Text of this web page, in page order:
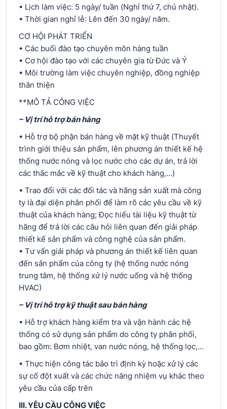
• Lịch làm việc: 5 ngày/ tuần (Nghỉ thứ 7, chủ nhật).
• Thời gian nghỉ lễ: Lên đến 30 ngày/ năm.
CƠ HỘI PHÁT TRIỂN
• Các buổi đào tạo chuyên môn hàng tuần
• Cơ hội đào tạo với các chuyên gia từ Đức và Ý
• Môi trường làm việc chuyên nghiệp, đồng nghiệp
thân thiện
**MÔ TẢ CÔNG VIỆC
– Vị trí hỗ trợ bán hàng
• Hỗ trợ bộ phận bán hàng về mặt kỹ thuật (Thuyết
trình giới thiệu sản phẩm, lên phương án thiết kế hệ
thống nước nóng và lọc nước cho các dự án, trả lời
các thắc mắc về kỹ thuật cho khách hàng,…)
• Trao đổi với các đối tác và hãng sản xuất mà công
ty là đại diện phân phối để làm rõ các yêu cầu về kỹ
thuật của khách hàng; Đọc hiểu tài liệu kỹ thuật từ
hãng để trả lời các câu hỏi liên quan đến giải pháp
thiết kế sản phẩm và công nghệ của sản phẩm.
• Tư vấn giải pháp và phương án thiết kế liên quan
đến sản phẩm của công ty (hệ thống nước nóng
trung tâm, hệ thống xử lý nước uống và hệ thống
HVAC)
– Vị trí hỗ trợ kỹ thuật sau bán hàng
• Hỗ trợ khách hàng kiểm tra và vận hành các hệ
thống có sử dụng sản phẩm do công ty phân phối,
bao gồm: Bơm nhiệt, van nước nóng, hệ thống lọc,…
• Thực hiện công tác bảo trì định kỳ hoặc xử lý các
sự cố đột xuất và các chức năng nhiệm vụ khác theo
yêu cầu của cấp trên
III. YÊU CẦU CÔNG VIỆC